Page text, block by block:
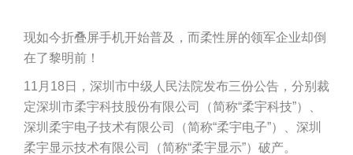
现如今折叠屏手机开始普及，而柔性屏的领军企业却倒
在了黎明前！
11月18日，深圳市中级人民法院发布三份公告，分别裁
定深圳市柔宇科技股份有限公司（简称“柔宇科技”）、
深圳柔宇电子技术有限公司（简称“柔宇电子”）、深圳
柔宇显示技术有限公司（简称“柔宇显示”）破产。